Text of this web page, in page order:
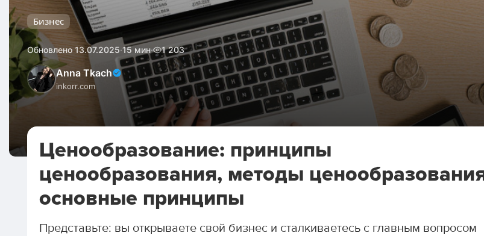
Бизнес
Обновлено 13.07.2025·15 мин· 1 203
Anna Tkach
inkorr.com
Ценообразование: принципы
ценообразования, методы
основные принципы
Представьте: вы открываете свой бизнес и сталкиваетесь с главным вопросом